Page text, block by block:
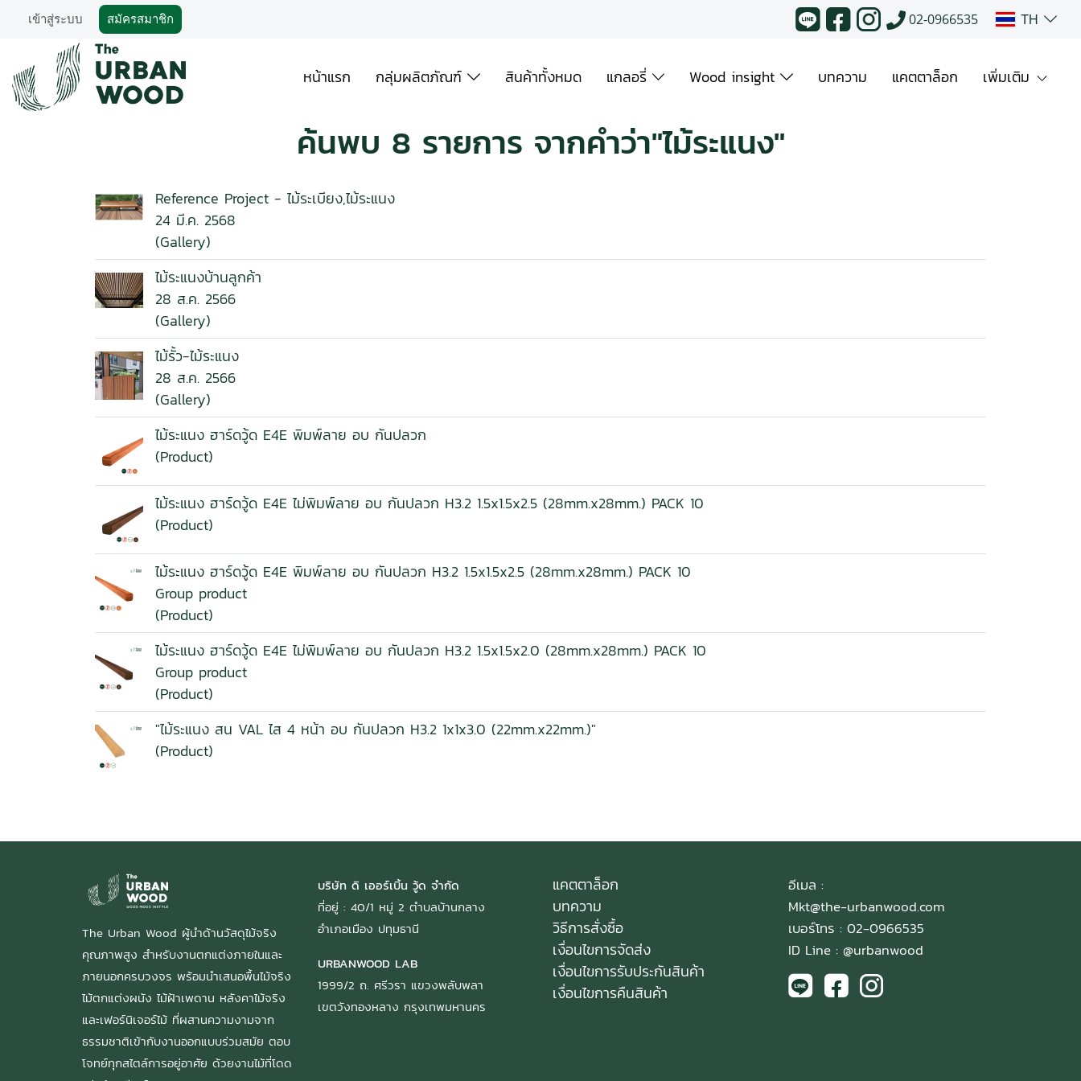
เข้าสู่ระบบ สมัครสมาชิก 02-0966535 TH
หน้าแรก กลุ่มผลิตภัณฑ์ สินค้าทั้งหมด แกลอรี่ Wood insight บทความ แคตตาล็อก เพิ่มเติม
ค้นพบ 8 รายการ จากคำว่า"ไม้ระแนง"
Reference Project - ไม้ระเบียง,ไม้ระแนง
24 มี.ค. 2568
(Gallery)
ไม้ระแนงบ้านลูกค้า
28 ส.ค. 2566
(Gallery)
ไม้รั้ว-ไม้ระแนง
28 ส.ค. 2566
(Gallery)
ไม้ระแนง ฮาร์ดวู้ด E4E พิมพ์ลาย อบ กันปลวก
(Product)
ไม้ระแนง ฮาร์ดวู้ด E4E ไม่พิมพ์ลาย อบ กันปลวก H3.2 1.5x1.5x2.5 (28mm.x28mm.) PACK 10
(Product)
ไม้ระแนง ฮาร์ดวู้ด E4E พิมพ์ลาย อบ กันปลวก H3.2 1.5x1.5x2.5 (28mm.x28mm.) PACK 10
Group product
(Product)
ไม้ระแนง ฮาร์ดวู้ด E4E ไม่พิมพ์ลาย อบ กันปลวก H3.2 1.5x1.5x2.0 (28mm.x28mm.) PACK 10
Group product
(Product)
"ไม้ระแนง สน VAL ไส 4 หน้า อบ กันปลวก H3.2 1x1x3.0 (22mm.x22mm.)"
(Product)
The Urban Wood ผู้นำด้านวัสดุไม้จริง
คุณภาพสูง สำหรับงานตกแต่งภายในและ
ภายนอกครบวงจร พร้อมนำเสนอพื้นไม้จริง
ไม้ตกแต่งผนัง ไม้ฝ้าเพดาน หลังคาไม้จริง
และเฟอร์นิเจอร์ไม้ ที่ผสานความงามจาก
ธรรมชาติเข้ากับงานออกแบบร่วมสมัย ตอบ
โจทย์ทุกสไตล์การอยู่อาศัย ด้วยงานไม้ที่โดด
บริษัท ดิ เออร์เบิ้น วู้ด จำกัด
ที่อยู่ : 40/1 หมู่ 2 ตำบลบ้านกลาง
อำเภอเมือง ปทุมธานี
URBANWOOD LAB
1999/2 ถ. ศรีวรา แขวงพลับพลา
เขตวังทองหลาง กรุงเทพมหานคร
แคตตาล็อก
บทความ
วิธีการสั่งซื้อ
เงื่อนไขการจัดส่ง
เงื่อนไขการรับประกันสินค้า
เงื่อนไขการคืนสินค้า
อีเมล :
Mkt@the-urbanwood.com
เบอร์โทร : 02-0966535
ID Line : @urbanwood